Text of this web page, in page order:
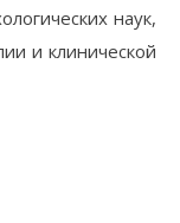
наук,
и клинической